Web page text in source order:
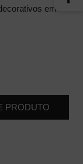
em
PRODUTO